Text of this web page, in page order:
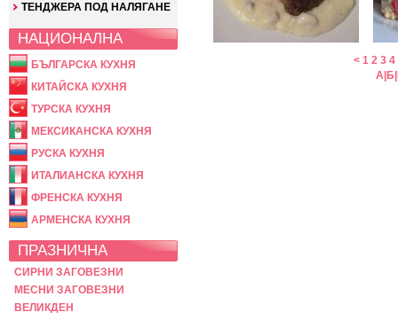
ТЕНДЖЕРА ПОД НАЛЯГАНЕ
НАЦИОНАЛНА
БЪЛГАРСКА КУХНЯ
КИТАЙСКА КУХНЯ
ТУРСКА КУХНЯ
МЕКСИКАНСКА КУХНЯ
РУСКА КУХНЯ
ИТАЛИАНСКА КУХНЯ
ФРЕНСКА КУХНЯ
АРМЕНСКА КУХНЯ
ПРАЗНИЧНА
СИРНИ ЗАГОВЕЗНИ
МЕСНИ ЗАГОВЕЗНИ
ВЕЛИКДЕН
< 1 2 3 4
А Б